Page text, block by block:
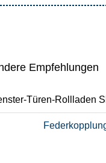
Empfehlungen
Türen-Rollladen